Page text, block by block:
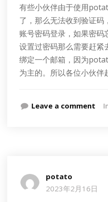
有些小伙伴由于使用
了，那么无法收到验证
账号密码登录，如果密
设置过密码那么需要赶紧
绑定一个邮箱，因为
为主的。所以各位小伙伴
Leave a comment
potato
2023年2月16日